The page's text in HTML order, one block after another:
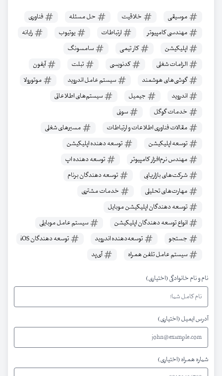
موسیقی خلاقیت حل مسئله
فناوری
مهندسی کامپیوتر
ارتباطات یوتیوب
رایانه
اپلیکیشن
کار تیمی
سامسونگ
الزامات شغلی
کدنویسی تبلت
آیفون
گوشی‌های هوشمند
سیستم عامل اندروید
موتورولا
اندروید
جیمیل
سیستم‌های اطلاعاتی
خدمات گوگل
سونی
مقالات فناوری اطلاعات و ارتباطات
مسیرهای شغلی
توسعه اپلیکیشن
توسعه دهنده اپلیکیشن
مهندس نرم‌افزار کامپیوتر
توسعه دهنده اپ
شرکت‌های بازاریابی
توسعه دهندگان برنام
مهارت‌های تحلیلی
خدمات مشتری
توسعه دهندگان اپلیکیشن موبایل
انواع توسعه دهندگان اپلیکیشن
سیستم عامل موبایلی
جستجو
توسعه‌دهنده اندروید
توسعه دهندگان iOS
سیستم عامل تلفن همراه
آی‌پد
نام و نام خانوادگی (اختیاری)
آدرس ایمیل (اختیاری)
شماره همراه (اختیاری)